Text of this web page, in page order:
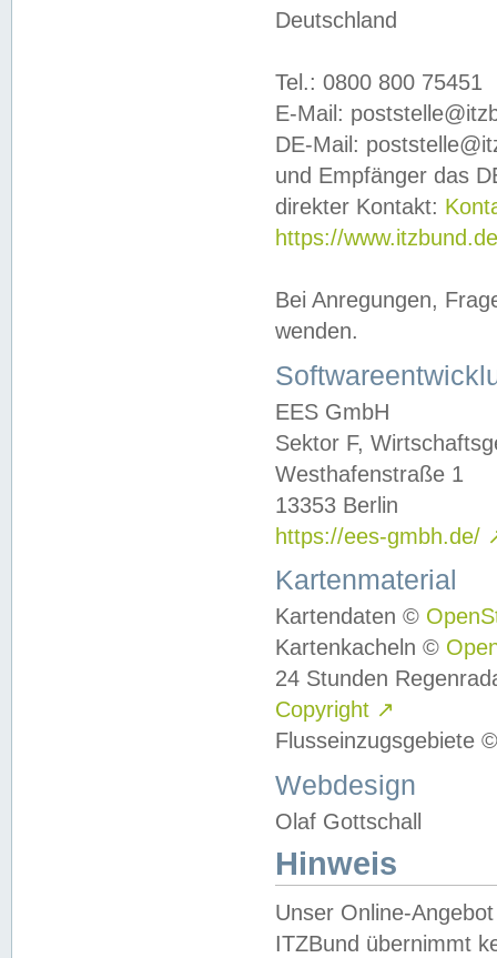
Deutschland
Tel.: 0800 800 75451
E-Mail:
DE-Mail:
und Empfänger das
direkter Kontakt:
https://
Bei Anregungen,
wenden.
EES GmbH
Sektor F,
Westhafenstraße 1
13353 Berlin
https://ees-gmbh.de/
Kartenmaterial
Kartendaten ©
Kartenkacheln ©
24 Stunden
Copyright ↗
Flusseinzugsgebiete
Webdesign
Olaf Gottschall
Hinweis
Unser Online-
ITZBund übernimmt